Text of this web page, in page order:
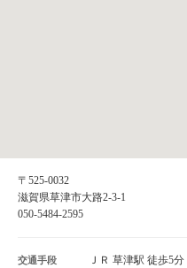
〒525-0032
滋賀県草津市大路2-3-1
050-5484-2595
交通手段 ＪＲ 草津駅 徒歩5分